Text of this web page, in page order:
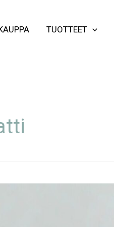
TUOTTEET